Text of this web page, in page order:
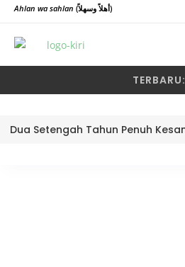
Ahlan wa sahlan (أهلاً وسهلاً)
TERBARU: